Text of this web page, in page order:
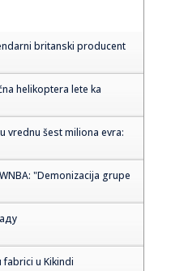
britanski producent
helikoptera lete ka
vrednu šest miliona evra:
"Demonizacija grupe
u Kikindi